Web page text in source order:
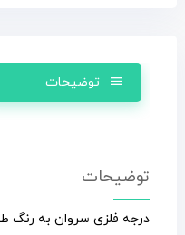
توضیحات
توضیحات
درجه فلزی سروان به رنگ